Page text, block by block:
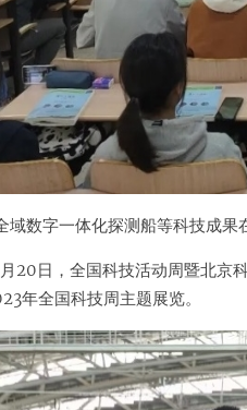
域数字一体化探测船等科技成果
20日，全国科技活动周暨北京
年全国科技周主题展览。